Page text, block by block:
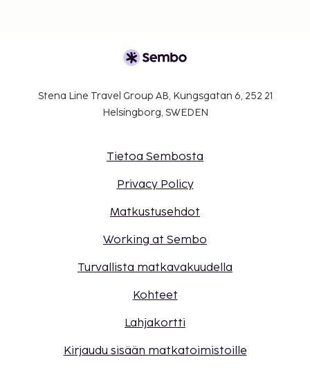
Stena Line Travel Group AB, Kungsgatan 6, 252 21
Helsingborg, SWEDEN
Tietoa Sembosta
Privacy Policy
Matkustusehdot
Working at Sembo
Turvallista matkavakuudella
Kohteet
Lahjakortti
Kirjaudu sisään matkatoimistoille